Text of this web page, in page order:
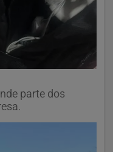
parte dos